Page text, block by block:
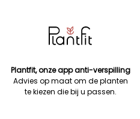
Plantfit, onze app anti-verspilling
Advies op maat om de planten
te kiezen die bij u passen.